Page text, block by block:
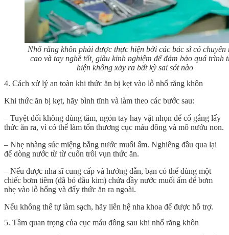
Nhổ răng khôn phải được thực hiện bởi các bác sĩ có chuyên
cao và tay nghề tốt, giàu kinh nghiệm để đảm bảo quá trình
hiện không xảy ra bất kỳ sai sót nào
4. Cách xử lý an toàn khi thức ăn bị kẹt vào lỗ nhổ răng khôn
Khi thức ăn bị kẹt, hãy bình tĩnh và làm theo các bước sau:
– Tuyệt đối không dùng tăm, ngón tay hay vật nhọn để cố gắng lấy
thức ăn ra, vì có thể làm tổn thương cục máu đông và mô nướu non.
– Nhẹ nhàng súc miệng bằng nước muối ấm. Nghiêng đầu qua lại
để dòng nước từ từ cuốn trôi vụn thức ăn.
– Nếu được nha sĩ cung cấp và hướng dẫn, bạn có thể dùng một
chiếc bơm tiêm (đã bỏ đầu kim) chứa đầy nước muối ấm để bơm
nhẹ vào lỗ hổng và đẩy thức ăn ra ngoài.
Nếu không thể tự làm sạch, hãy liên hệ nha khoa để được hỗ trợ.
5. Tầm quan trọng của cục máu đông sau khi nhổ răng khôn